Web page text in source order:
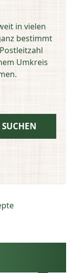
in vielen
bestimmt
Umkreis